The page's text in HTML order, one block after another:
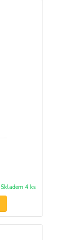
Skladem 4 ks